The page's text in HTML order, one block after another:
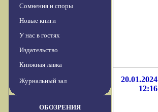
Сомнения и споры
Новые книги
У нас в гостях
Издательство
Книжная лавка
Журнальный зал
ОБОЗРЕНИЯ
20.01.2024
12:16